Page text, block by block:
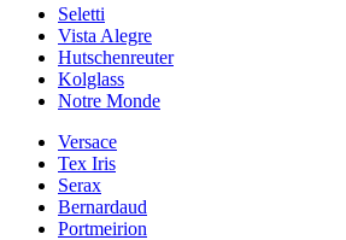
Seletti
Vista Alegre
Hutschenreuter
Kolglass
Notre Monde
Versace
Tex Iris
Serax
Bernardaud
Portmeirion